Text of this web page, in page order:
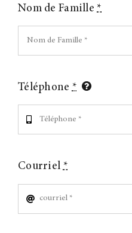
Nom de Famille *
Téléphone*
Courriel*